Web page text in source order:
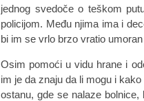
jednog svedoče o teškom
policijom. Među njima ima i
bi im se vrlo brzo vratio
Osim pomoći u vidu hrane i
im je da znaju da li mogu i
ostanu, gde se nalaze